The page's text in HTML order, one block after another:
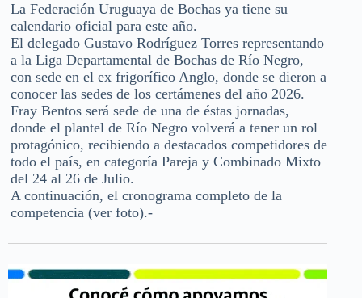
La Federación Uruguaya de Bochas ya tiene su
calendario oficial para este año.
El delegado Gustavo Rodríguez Torres representando
a la Liga Departamental de Bochas de Río Negro,
con sede en el ex frigorífico Anglo, donde se dieron a
conocer las sedes de los certámenes del año 2026.
Fray Bentos será sede de una de éstas jornadas,
donde el plantel de Río Negro volverá a tener un rol
protagónico, recibiendo a destacados competidores de
todo el país, en categoría Pareja y Combinado Mixto
del 24 al 26 de Julio.
A continuación, el cronograma completo de la
competencia (ver foto).-